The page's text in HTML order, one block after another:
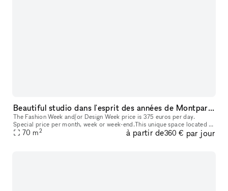
Beautiful studio dans l'esprit des années de Montparnasse
The Fashion Week and/or Design Week price is 375 euros per day.
Special price per month, week or week-end.This unique space located in
Paris is perfectly suited for art exhibitions, providing a versa
70 m2 à partir de360 € par jour